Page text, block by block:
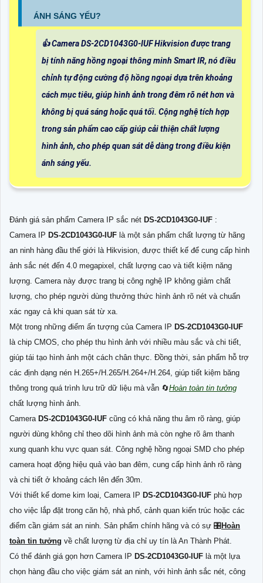
ÁNH SÁNG YẾU?
👍 Camera DS-2CD1043G0-IUF Hikvision được trang
bị tính năng hồng ngoại thông minh Smart IR, nó điều
chỉnh tự động cường độ hồng ngoại dựa trên khoảng
cách mục tiêu, giúp hình ảnh trong đêm rõ nét hơn và
không bị quá sáng hoặc quá tối. Cộng nghệ tích hợp
trong sản phẩm cao cấp giúp cải thiện chất lượng
hình ảnh, cho phép quan sát dễ dàng trong điều kiện
ánh sáng yếu.
Đánh giá sản phẩm Camera IP sắc nét DS-2CD1043G0-IUF :
Camera IP DS-2CD1043G0-IUF là một sản phẩm chất lượng từ hãng
an ninh hàng đầu thế giới là Hikvision, được thiết kế để cung cấp hình
ảnh sắc nét đến 4.0 megapixel, chất lượng cao và tiết kiệm năng
lượng. Camera này được trang bị công nghệ IP không giảm chất
lượng, cho phép người dùng thưởng thức hình ảnh rõ nét và chuẩn
xác ngay cả khi quan sát từ xa.
Một trong những điểm ấn tượng của Camera IP DS-2CD1043G0-IUF
là chip CMOS, cho phép thu hình ảnh với nhiều màu sắc và chi tiết,
giúp tái tạo hình ảnh một cách chân thực. Đồng thời, sản phẩm hỗ trợ
các định dạng nén H.265+/H.265/H.264+/H.264, giúp tiết kiệm băng
thông trong quá trình lưu trữ dữ liệu mà vẫn 🔄Hoàn toàn tin tưởng
chất lượng hình ảnh.
Camera DS-2CD1043G0-IUF cũng có khả năng thu âm rõ ràng, giúp
người dùng không chỉ theo dõi hình ảnh mà còn nghe rõ âm thanh
xung quanh khu vực quan sát. Công nghệ hồng ngoại SMD cho phép
camera hoạt động hiệu quả vào ban đêm, cung cấp hình ảnh rõ ràng
và chi tiết ở khoảng cách lên đến 30m.
Với thiết kế dome kim loại, Camera IP DS-2CD1043G0-IUF phù hợp
cho việc lắp đặt trong căn hộ, nhà phố, cảnh quan kiến trúc hoặc các
điểm cần giám sát an ninh. Sản phẩm chính hãng và có sự 🎛 Hoàn
toàn tin tưởng về chất lượng từ địa chỉ uy tín là An Thành Phát.
Có thể đánh giá gọn hơn Camera IP DS-2CD1043G0-IUF là một lựa
chọn hàng đầu cho việc giám sát an ninh, với hình ảnh sắc nét, công